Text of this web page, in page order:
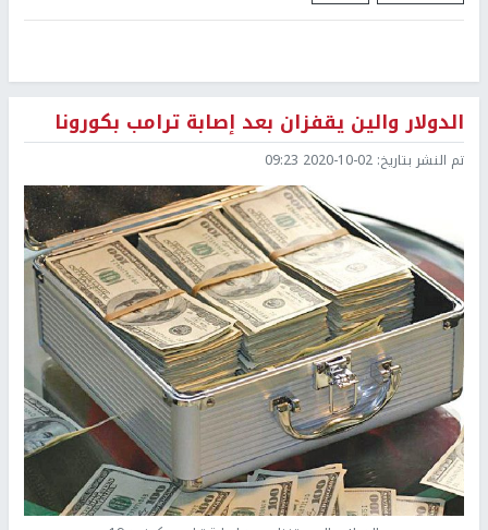
الدولار والين يقفزان بعد إصابة ترامب بكورونا
تم النشر بتاريخ: 2020-10-02 09:23